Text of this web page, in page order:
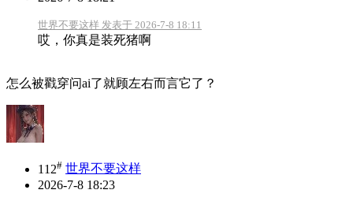
世界不要这样 发表于 2026-7-8 18:11
哎，你真是装死猪啊
怎么被戳穿问ai了就顾左右而言它了？
112# 世界不要这样
2026-7-8 18:23